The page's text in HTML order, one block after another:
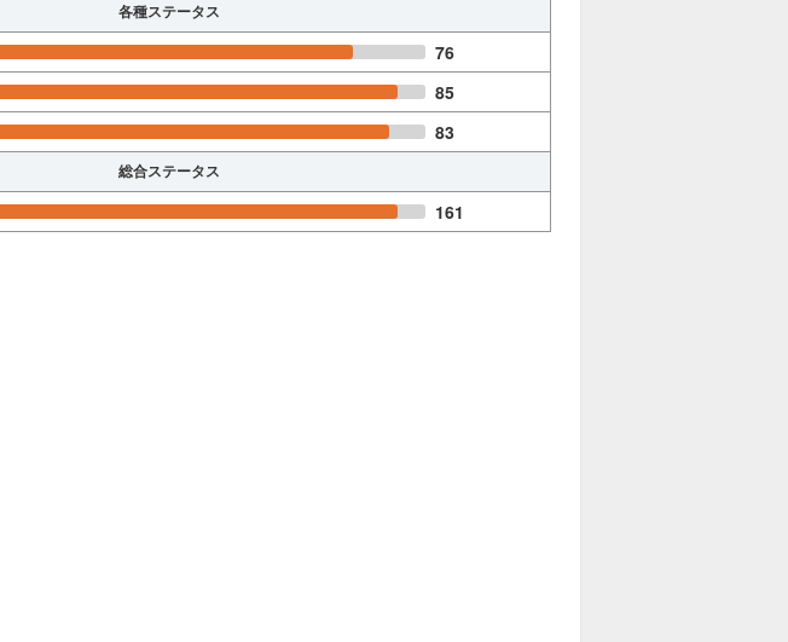
各種ステータス
76
85
83
総合ステータス
161